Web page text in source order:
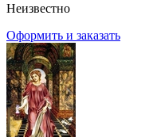
Неизвестно
Оформить и заказать